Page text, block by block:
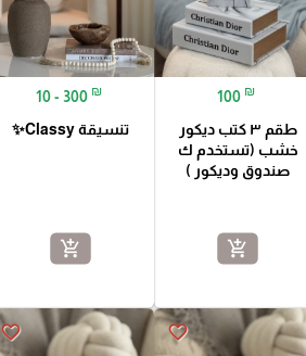
100 ₪
طقم ٣ كتب ديكور
خشب (تستخدم ك
صندوق وديكور )
add_shopping_cart
10 - 300 ₪
تنسيقة Classy✨
add_shopping_cart
favorite_border
favorite_border